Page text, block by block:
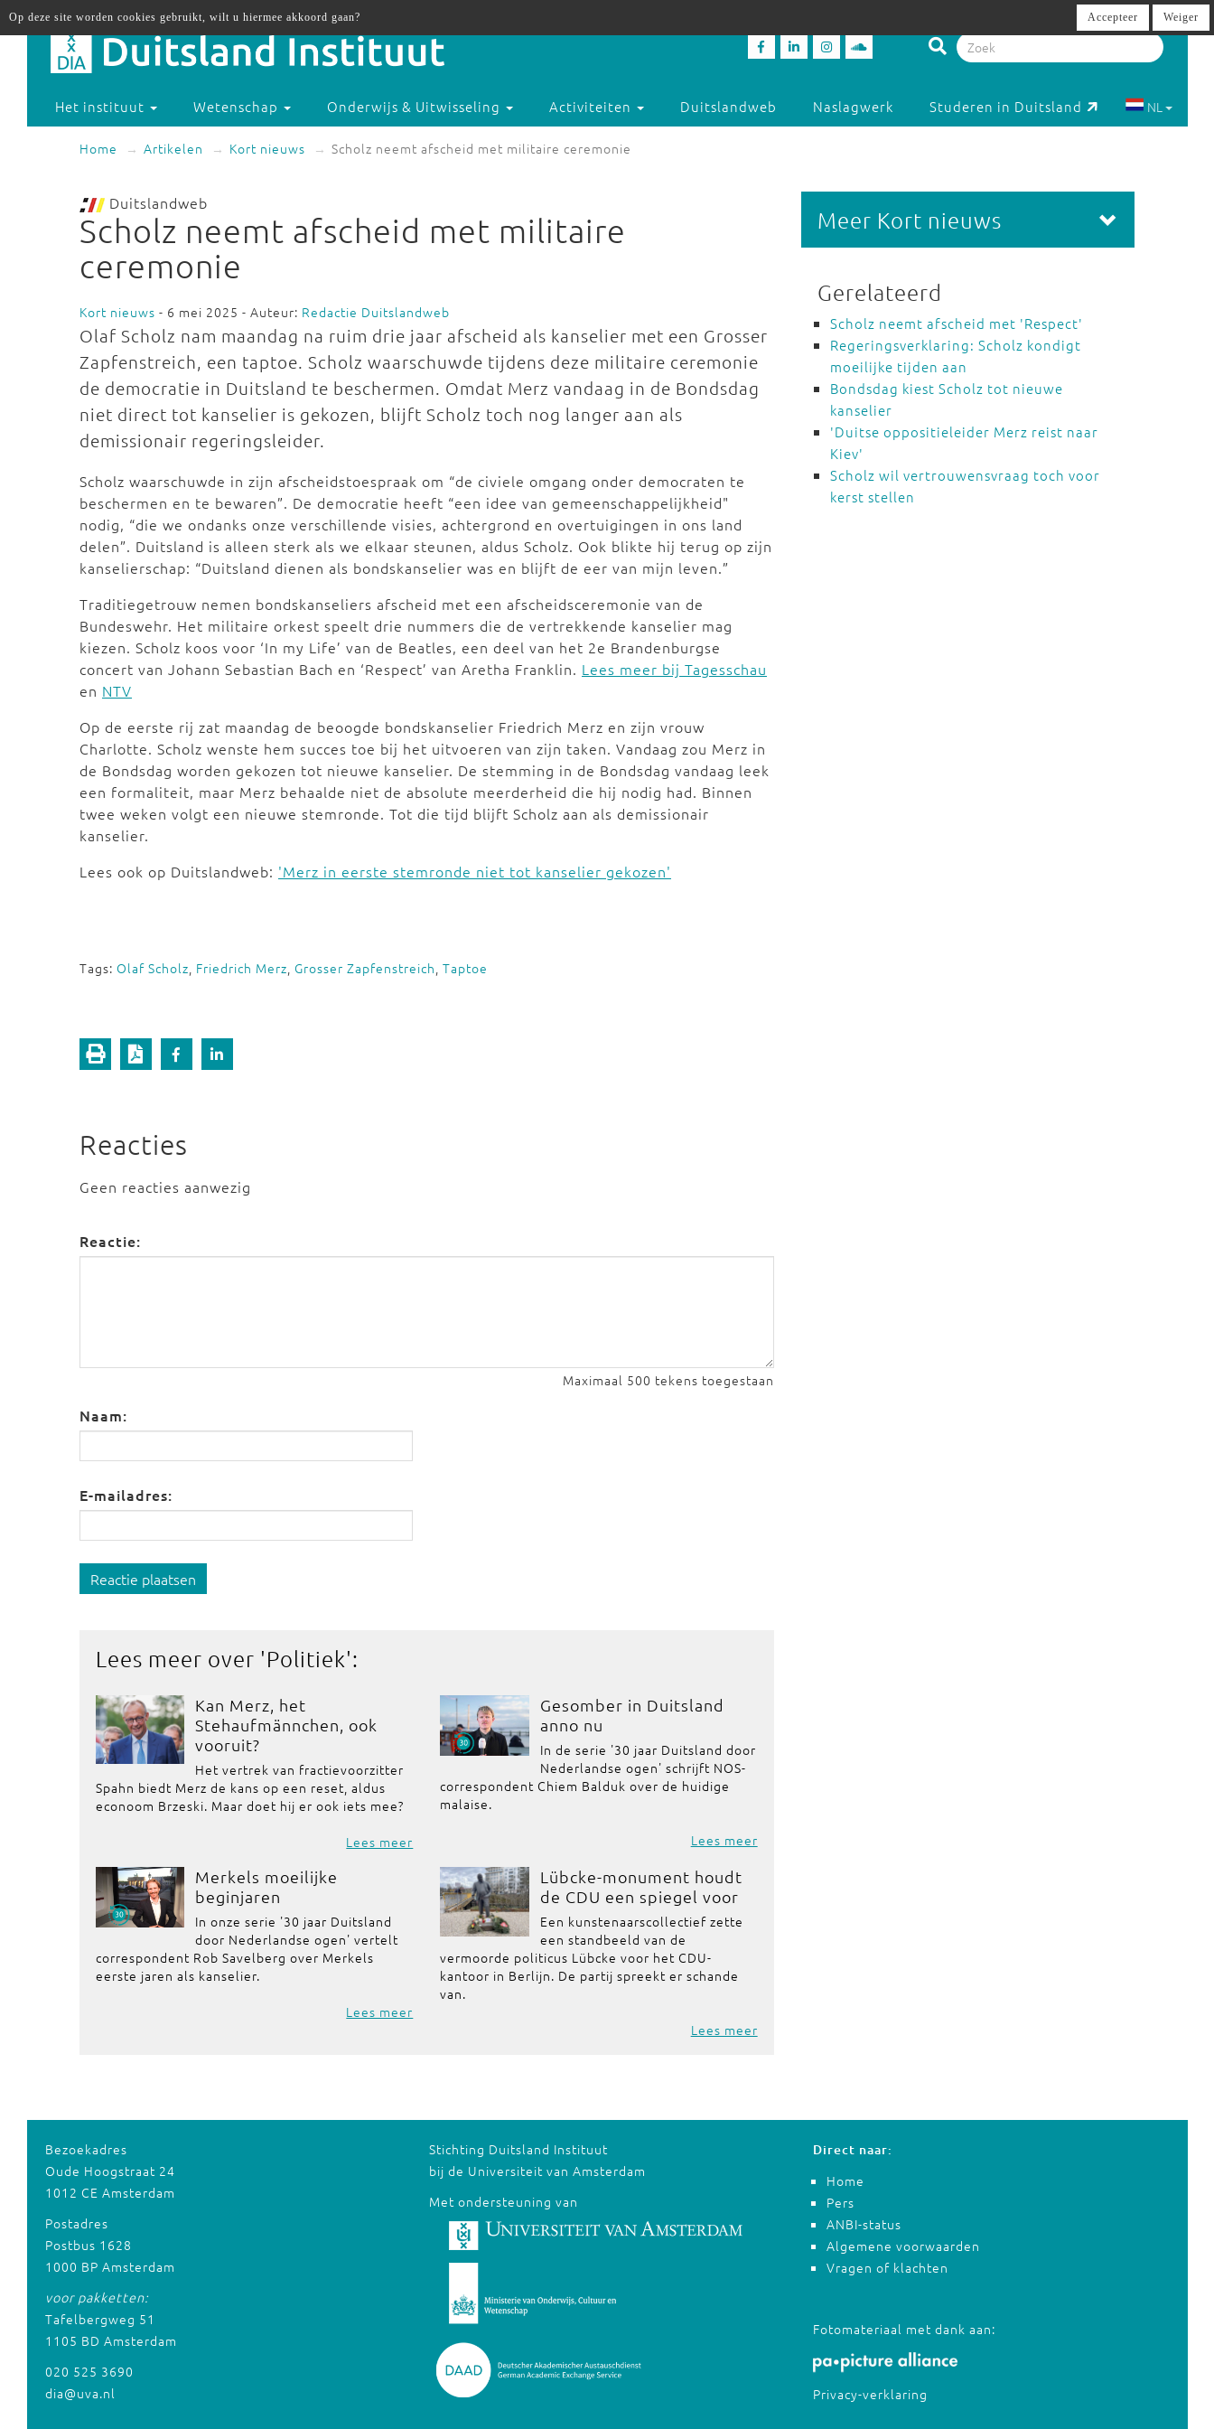
Het instituut Wetenschap Onderwijs & Uitwisseling Activiteiten Duitslandweb Naslagwerk Studeren in Duitsland NL
Home Artikelen Kort nieuws Scholz neemt afscheid met militaire ceremonie
Duitslandweb
Scholz neemt afscheid met militaire
ceremonie
Kort nieuws - 6 mei 2025 - Auteur: Redactie Duitslandweb
Olaf Scholz nam maandag na ruim drie jaar afscheid als kanselier met een Grosser
Zapfenstreich, een taptoe. Scholz waarschuwde tijdens deze militaire ceremonie
de democratie in Duitsland te beschermen. Omdat Merz vandaag in de Bondsdag
niet direct tot kanselier is gekozen, blijft Scholz toch nog langer aan als
demissionair regeringsleider.
Scholz waarschuwde in zijn afscheidstoespraak om “de civiele omgang onder democraten te
beschermen en te bewaren”. De democratie heeft “een idee van gemeenschappelijkheid"
nodig, “die we ondanks onze verschillende visies, achtergrond en overtuigingen in ons land
delen”. Duitsland is alleen sterk als we elkaar steunen, aldus Scholz. Ook blikte hij terug op zijn
kanselierschap: “Duitsland dienen als bondskanselier was en blijft de eer van mijn leven.”
Traditiegetrouw nemen bondskanseliers afscheid met een afscheidsceremonie van de
Bundeswehr. Het militaire orkest speelt drie nummers die de vertrekkende kanselier mag
kiezen. Scholz koos voor ‘In my Life’ van de Beatles, een deel van het 2e Brandenburgse
concert van Johann Sebastian Bach en ‘Respect’ van Aretha Franklin. Lees meer bij Tagesschau
en NTV
Op de eerste rij zat maandag de beoogde bondskanselier Friedrich Merz en zijn vrouw
Charlotte. Scholz wenste hem succes toe bij het uitvoeren van zijn taken. Vandaag zou Merz in
de Bondsdag worden gekozen tot nieuwe kanselier. De stemming in de Bondsdag vandaag leek
een formaliteit, maar Merz behaalde niet de absolute meerderheid die hij nodig had. Binnen
twee weken volgt een nieuwe stemronde. Tot die tijd blijft Scholz aan als demissionair
kanselier.
Lees ook op Duitslandweb: 'Merz in eerste stemronde niet tot kanselier gekozen'
Tags: Olaf Scholz, Friedrich Merz, Grosser Zapfenstreich, Taptoe
Reacties
Geen reacties aanwezig
Reactie:
Maximaal 500 tekens toegestaan
Naam:
E-mailadres:
Reactie plaatsen
Lees meer over 'Politiek':
Kan Merz, het
Stehaufmännchen, ook
vooruit?
Het vertrek van fractievoorzitter
Spahn biedt Merz de kans op een reset, aldus
econoom Brzeski. Maar doet hij er ook iets mee?
Lees meer
Gesomber in Duitsland
anno nu
In de serie '30 jaar Duitsland door
Nederlandse ogen' schrijft NOS-
correspondent Chiem Balduk over de huidige
malaise.
Lees meer
Merkels moeilijke
beginjaren
In onze serie '30 jaar Duitsland
door Nederlandse ogen' vertelt
correspondent Rob Savelberg over Merkels
eerste jaren als kanselier.
Lees meer
Lübcke-monument houdt
de CDU een spiegel voor
Een kunstenaarscollectief zette
een standbeeld van de
vermoorde politicus Lübcke voor het CDU-
kantoor in Berlijn. De partij spreekt er schande
van.
Lees meer
Meer Kort nieuws
Gerelateerd
Scholz neemt afscheid met 'Respect'
Regeringsverklaring: Scholz kondigt
moeilijke tijden aan
Bondsdag kiest Scholz tot nieuwe
kanselier
'Duitse oppositieleider Merz reist naar
Kiev'
Scholz wil vertrouwensvraag toch voor
kerst stellen
Bezoekadres
Oude Hoogstraat 24
1012 CE Amsterdam
Postadres
Postbus 1628
1000 BP Amsterdam
voor pakketten:
Tafelbergweg 51
1105 BD Amsterdam
020 525 3690
dia@uva.nl
Stichting Duitsland Instituut
bij de Universiteit van Amsterdam
Met ondersteuning van
Direct naar:
Home
Pers
ANBI-status
Algemene voorwaarden
Vragen of klachten
Fotomateriaal met dank aan:
Privacy-verklaring
Op deze site worden cookies gebruikt, wilt u hiermee akkoord gaan? Accepteer Weiger